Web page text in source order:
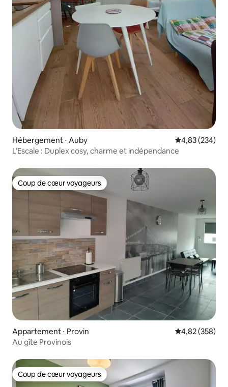
Hébergement ⋅ Auby Évaluation
4,83 (234)
L’Escale : Duplex cosy, charme et indépendance
Coup de cœur voyageurs
Coup de cœur voyageurs
Appartement ⋅ Provin Évaluation
4,82 (358)
Au gîte Provinois
Coup de cœur voyageurs
Coup de cœur voyageurs